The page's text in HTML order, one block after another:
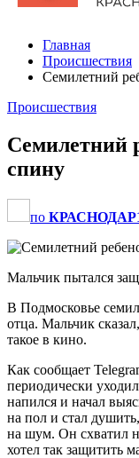
Главная
Происшествия
Семилетний
Происшествия
Семилетний
спину
по
Мальчик пытался
В Подмосковье
отца. Мальчик
такое в кино.
Как сообщает
периодически
напился и начал
на пол и стал
на шум. Он схватил
хотел так защитить